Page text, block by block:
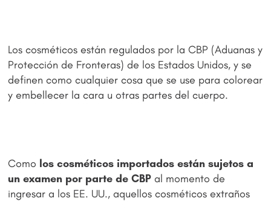
Los cosméticos están regulados por la CBP (Aduanas y
Protección de Fronteras) de los Estados Unidos, y se
definen como cualquier cosa que se use para colorear
y embellecer la cara u otras partes del cuerpo.
Como los cosméticos importados están sujetos a
un examen por parte de CBP al momento de
ingresar a los EE. UU., aquellos cosméticos extraños